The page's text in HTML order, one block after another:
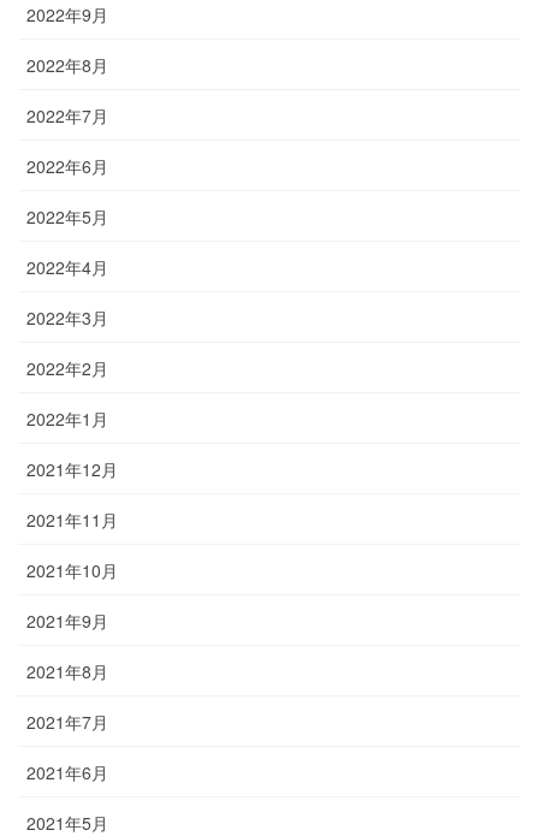
2022年9月
2022年8月
2022年7月
2022年6月
2022年5月
2022年4月
2022年3月
2022年2月
2022年1月
2021年12月
2021年11月
2021年10月
2021年9月
2021年8月
2021年7月
2021年6月
2021年5月